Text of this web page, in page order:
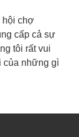
hội chợ
cấp cả sự
tôi rất vui
của những gì